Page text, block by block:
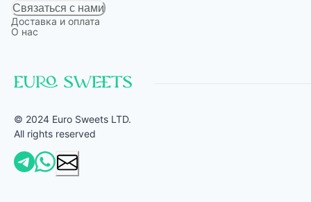
Связаться с нами
Доставка и оплата
О нас
© 2024 Euro Sweets LTD.
All rights reserved